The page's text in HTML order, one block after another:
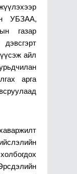
УБЗАА,
газар
айл
арга